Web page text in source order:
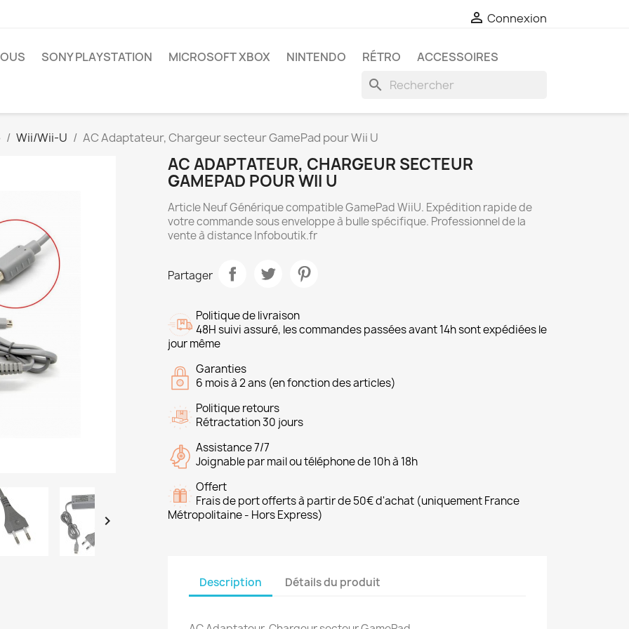
 Connexion
SONY PLAYSTATION MICROSOFT XBOX NINTENDO RÉTRO ACCESSOIRES
search
Wii/Wii-U AC Adaptateur, Chargeur secteur GamePad pour Wii U

AC ADAPTATEUR, CHARGEUR SECTEUR
GAMEPAD POUR WII U
Article Neuf Générique compatible GamePad WiiU. Expédition rapide de
votre commande sous enveloppe à bulle spécifique. Professionnel de la
vente à distance Infoboutik.fr
Partager
Politique de livraison
48H suivi assuré, les commandes passées avant 14h sont expédiées le
jour même
Garanties
6 mois à 2 ans (en fonction des articles)
Politique retours
Rétractation 30 jours
Assistance 7/7
Joignable par mail ou téléphone de 10h à 18h
Offert
Frais de port offerts à partir de 50€ d'achat (uniquement France
Métropolitaine - Hors Express)
Description Détails du produit